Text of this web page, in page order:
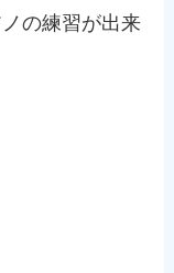
の練習が出来